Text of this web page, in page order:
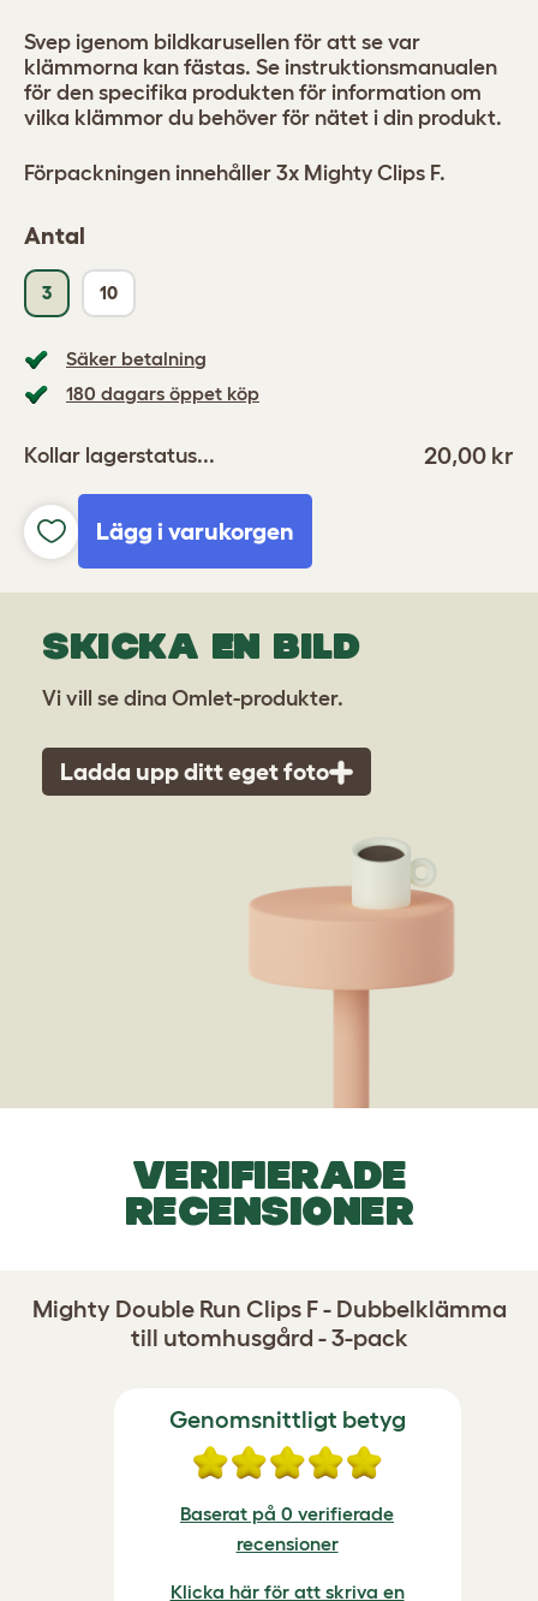
Antal
3 10
Säker betalning
180 dagars öppet köp
Kollar lagerstatus... 20,00 kr
Lägg i varukorgen
Svep igenom bildkarusellen för att se var
klämmorna kan fästas. Se instruktionsmanualen
för den specifika produkten för information om
vilka klämmor du behöver för nätet i din produkt.
Förpackningen innehåller 3x Mighty Clips F.
SKICKA EN BILD
Vi vill se dina Omlet-produkter.
Ladda upp ditt eget foto
VERIFIERADE
RECENSIONER
Mighty Double Run Clips F - Dubbelklämma
till utomhusgård - 3-pack
Genomsnittligt betyg
Baserat på 0 verifierade
recensioner
Klicka här för att skriva en